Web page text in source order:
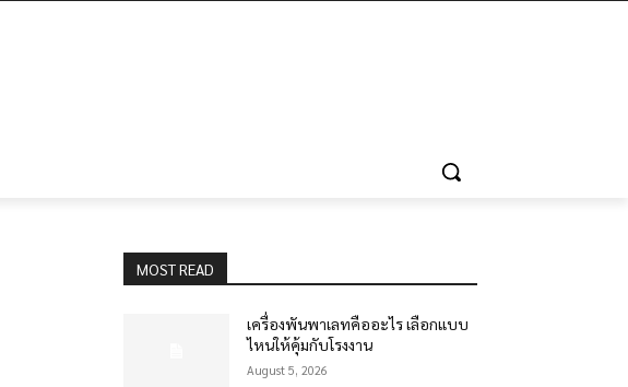
MOST READ
เครื่องพันพาเลทคืออะไร เลือกแบบ
ไหนให้คุ้มกับโรงงาน
August 5, 2026